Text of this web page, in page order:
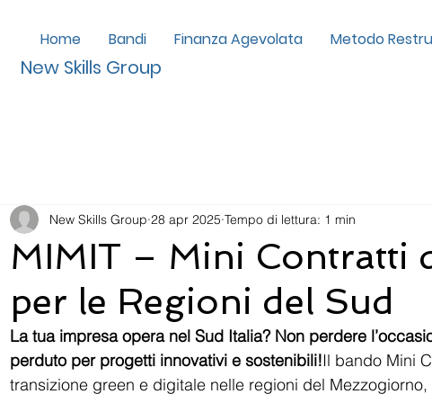
New Skills Group
Home Bandi Finanza Agevolata Metodo
MIMIT – Mini Contratti
per le Regioni del Sud
New Skills Group 28 apr 2025 Tempo di lettura: 1 min
La tua impresa opera nel Sud Italia? Non perdere
perduto per progetti innovativi e sostenibili!Il bando Mini
transizione green e digitale nelle regioni del